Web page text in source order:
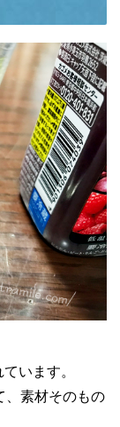
います。
、素材そのもの